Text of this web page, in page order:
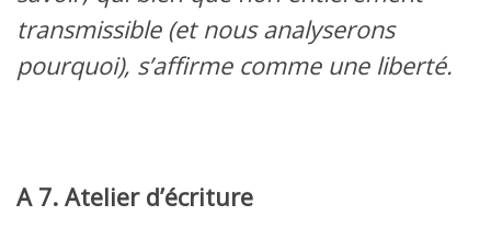
transmissible (et nous analyserons
pourquoi), s’affirme comme une liberté.
A 7. Atelier d’écriture